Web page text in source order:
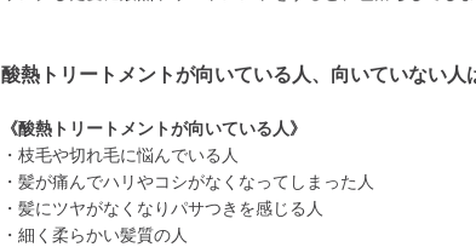
酸熱トリートメントが向いている人、向いていない人
《酸熱トリートメントが向いている人》
・枝毛や切れ毛に悩んでいる人
・髪が痛んでハリやコシがなくなってしまった人
・髪にツヤがなくなりパサつきを感じる人
・細く柔らかい髪質の人